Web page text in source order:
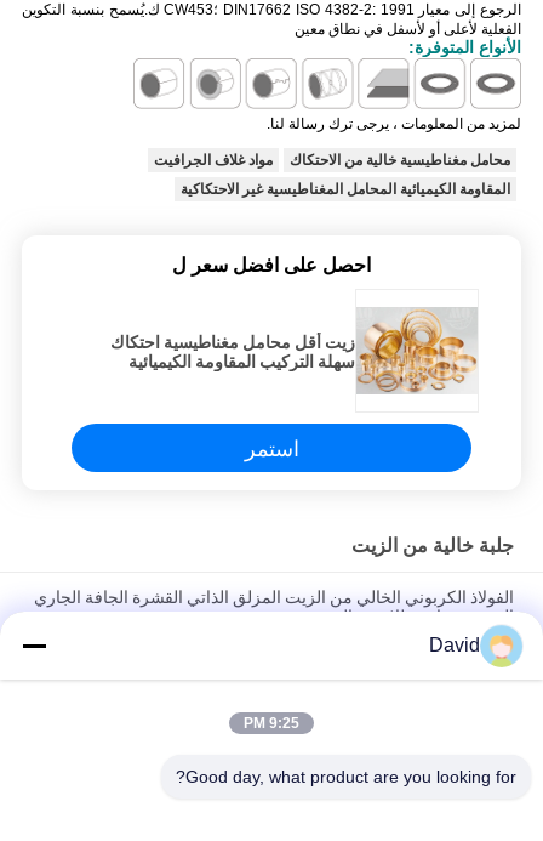
الرجوع إلى معيار DIN17662 ISO 4382-2: 1991 ؛CW453 ك.يُسمح بنسبة التكوين
الفعلية لأعلى أو لأسفل في نطاق معين
الأنواع المتوفرة:
لمزيد من المعلومات ، يرجى ترك رسالة لنا.
محامل مغناطيسية خالية من الاحتكاك
مواد غلاف الجرافيت
المقاومة الكيميائية المحامل المغناطيسية غير الاحتكاكية
احصل على افضل سعر ل
زيت أقل محامل مغناطيسية احتكاك
سهلة التركيب المقاومة الكيميائية
استمر
جلبة خالية من الزيت
الفولاذ الكربوني الخالي من الزيت المزلق الذاتي القشرة الجافة الجاري
القشرة مقاومة للاستعمال
PTFE BUshings
زيت منخفض الضوضاء مشبع بالبطانات البرونزية مواد بوش التشحيم
David
9:25 PM
Good day, what product are you looking for?